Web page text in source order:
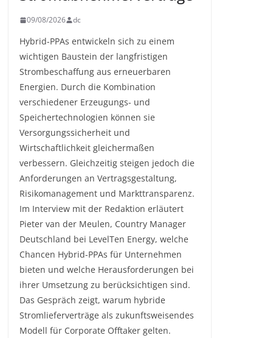
09/08/2026 dc
Hybrid-PPAs entwickeln sich zu einem
wichtigen Baustein der langfristigen
Strombeschaffung aus erneuerbaren
Energien. Durch die Kombination
verschiedener Erzeugungs- und
Speichertechnologien können sie
Versorgungssicherheit und
Wirtschaftlichkeit gleichermaßen
verbessern. Gleichzeitig steigen jedoch die
Anforderungen an Vertragsgestaltung,
Risikomanagement und Markttransparenz.
Im Interview mit der Redaktion erläutert
Pieter van der Meulen, Country Manager
Deutschland bei LevelTen Energy, welche
Chancen Hybrid-PPAs für Unternehmen
bieten und welche Herausforderungen bei
ihrer Umsetzung zu berücksichtigen sind.
Das Gespräch zeigt, warum hybride
Stromlieferverträge als zukunftsweisendes
Modell für Corporate Offtaker gelten.